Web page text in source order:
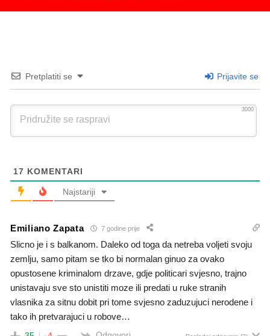
Pretplatiti se Prijavite se
3000
17 KOMENTARI
Najstariji
Emiliano Zapata 7 godine prije
Slicno je i s balkanom. Daleko od toga da netreba voljeti svoju
zemlju, samo pitam se tko bi normalan ginuo za ovako
opustosene kriminalom drzave, gdje politicari svjesno, trajno
unistavaju sve sto unistiti moze ili predati u ruke stranih
vlasnika za sitnu dobit pri tome svjesno zaduzujuci nerodene i
tako ih pretvarajuci u robove…